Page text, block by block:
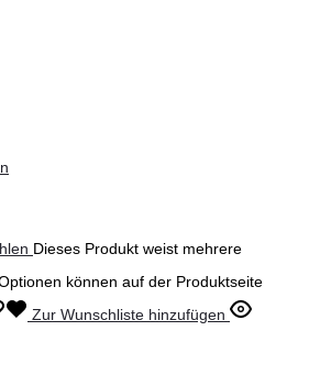
Dieses Produkt weist mehrere
können auf der Produktseite
Zur Wunschliste hinzufügen